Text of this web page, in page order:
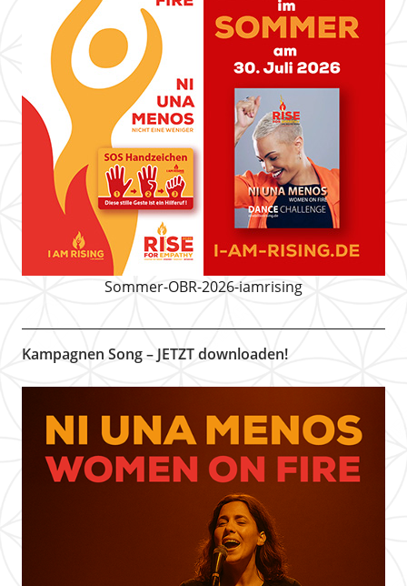
Sommer-OBR-2026-iamrising
Kampagnen Song – JETZT downloaden!